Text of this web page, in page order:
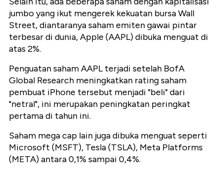
jumbo yang ikut mengerek kekuatan bursa Wall
Street, diantaranya saham emiten gawai pintar
terbesar di dunia, Apple (AAPL) dibuka menguat di
atas 2%.
Penguatan saham AAPL terjadi setelah BofA
Global Research meningkatkan rating saham
pembuat iPhone tersebut menjadi "beli" dari
"netral", ini merupakan peningkatan peringkat
pertama di tahun ini.
Saham mega cap lain juga dibuka menguat seperti
Microsoft (MSFT), Tesla (TSLA), Meta Platforms
(META) antara 0,1% sampai 0,4%.